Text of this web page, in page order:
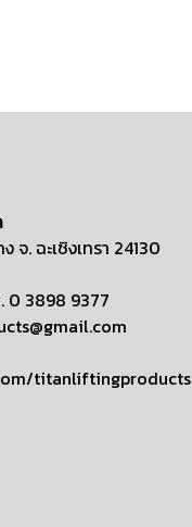
จ. ฉะเชิงเทรา 24130
0 3898 9377
titanliftingproducts